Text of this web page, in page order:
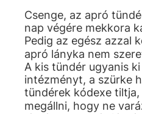
Csenge, az apró
nap végére mekkora
Pedig az egész azzal
apró lányka nem
A kis tündér ugyanis
intézményt, a szürke
tündérek kódexe
megállni, hogy ne